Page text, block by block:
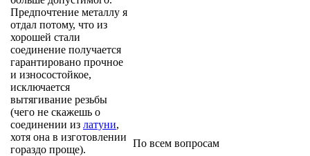
Предпочтение металлу я
отдал потому, что из
хорошей стали
соединение получается
гарантировано прочное
и износостойкое,
исключается
вытягивание резьбы
(чего не скажешь о
соединении из латуни,
хотя она в изготовлении
гораздо проще).
По всем вопросам